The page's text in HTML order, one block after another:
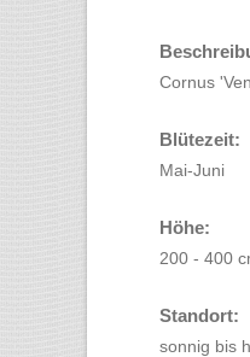
Cornus
Blütezeit:
Mai-Juni
Höhe:
200 - 400
Standort:
sonnig bis